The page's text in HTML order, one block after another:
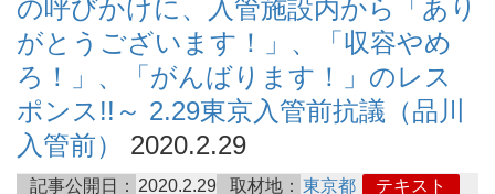
の呼びかけに、入管施設内から「あり
がとうございます！」、「収容やめ
ろ！」、「がんばります！」のレス
ポンス!!～ 2.29東京入管前抗議（品川
入管前）
2020.2.29
記事公開日： 2020.2.29 取材地： 東京都
テキスト